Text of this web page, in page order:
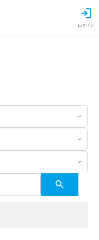
ログイン